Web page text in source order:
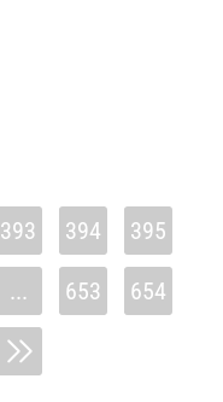
393 394 395
... 653 654